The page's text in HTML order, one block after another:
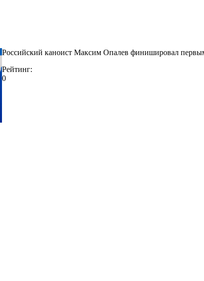
Российский каноист Максим Опалев финишировал
Рейтинг:
0